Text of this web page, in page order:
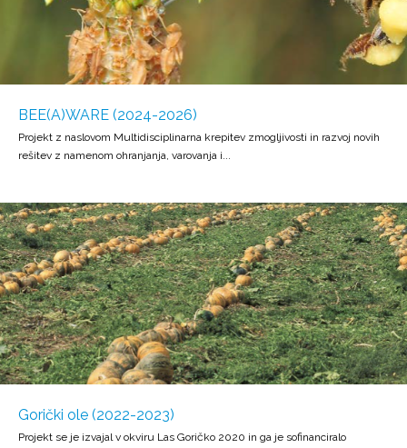
BEE(A)WARE (2024-2026)
Projekt z naslovom Multidisciplinarna krepitev zmogljivosti in razvoj novih
rešitev z namenom ohranjanja, varovanja i...
Gorički ole (2022-2023)
Projekt se je izvajal v okviru Las Goričko 2020 in ga je sofinanciralo